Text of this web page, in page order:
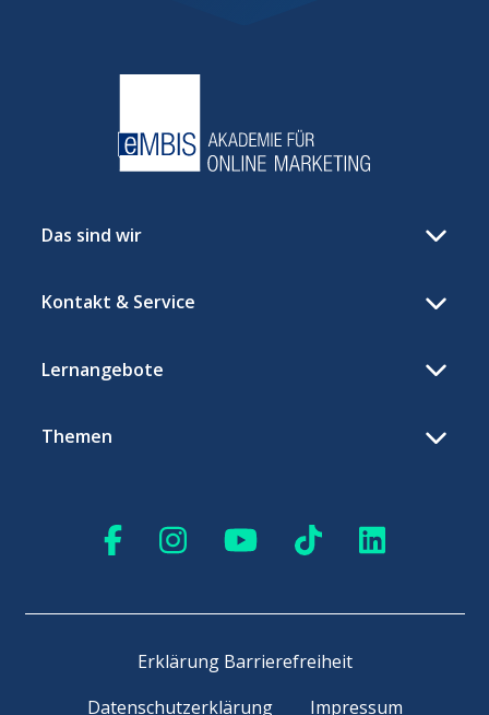
Das sind wir
Kontakt & Service
Lernangebote
Themen
Erklärung Barrierefreiheit
Datenschutzerklärung
Impressum